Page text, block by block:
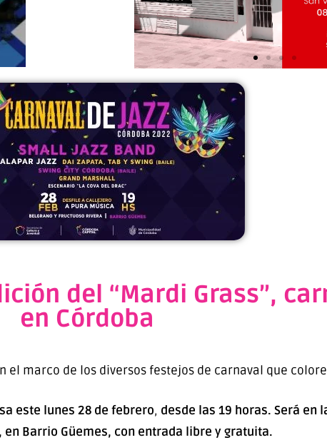
del “Mardi Grass”,
en Córdoba
el marco de los diversos festejos de carnaval que
este lunes 28 de febrero, desde las 19 horas. Será en
en Barrio Güemes, con entrada libre y gratuita.